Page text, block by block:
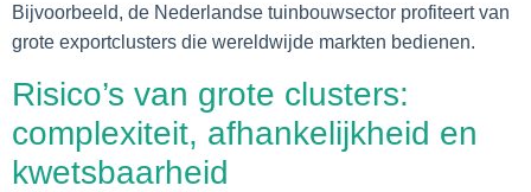
Bijvoorbeeld, de Nederlandse tuinbouwsector profiteert van
grote exportclusters die wereldwijde markten bedienen.
Risico’s van grote clusters:
complexiteit, afhankelijkheid en
kwetsbaarheid